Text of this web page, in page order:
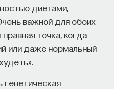
диетами,
важной для обоих
точка, когда
или даже нормальный
генетическая